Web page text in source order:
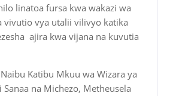
linatoa fursa kwa wakazi wa
vivutio vya utalii vilivyo katika
ajira kwa vijana na kuvutia
Katibu Mkuu wa Wizara ya
na Michezo, Metheusela